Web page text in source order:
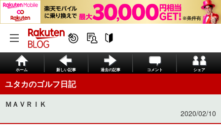
ホーム 新しい記事 過去の記事 コメント シェア
ユタカのゴルフ日記
ＭＡＶＲＩＫ
2020/02/10